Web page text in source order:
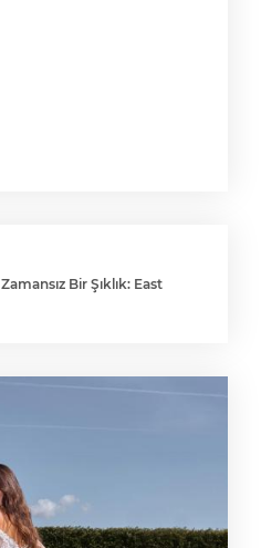
Zamansız Bir Şıklık: East